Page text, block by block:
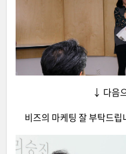
↓ 다음
비즈의 마케팅 잘 부탁드